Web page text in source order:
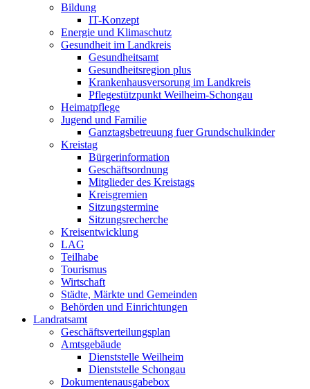
Bildung
IT-Konzept
Energie und Klimaschutz
Gesundheit im Landkreis
Gesundheitsamt
Gesundheitsregion plus
Krankenhausversorung im Landkreis
Pflegestützpunkt Weilheim-Schongau
Heimatpflege
Jugend und Familie
Ganztagsbetreuung fuer Grundschulkinder
Kreistag
Bürgerinformation
Geschäftsordnung
Mitglieder des Kreistags
Kreisgremien
Sitzungstermine
Sitzungsrecherche
Kreisentwicklung
LAG
Teilhabe
Tourismus
Wirtschaft
Städte, Märkte und Gemeinden
Behörden und Einrichtungen
Landratsamt
Geschäftsverteilungsplan
Amtsgebäude
Dienststelle Weilheim
Dienststelle Schongau
Dokumentenausgabebox